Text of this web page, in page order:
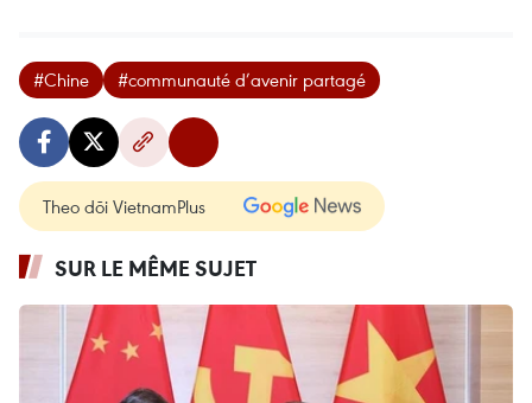
#Chine #communauté d’avenir partagé
Theo dõi VietnamPlus
SUR LE MÊME SUJET